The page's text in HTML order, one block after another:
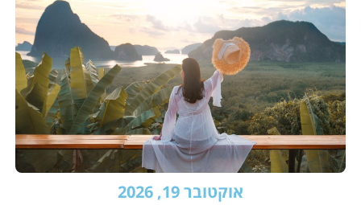
אוקטובר 19, 2026